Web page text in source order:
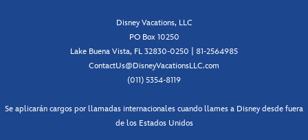
Disney Vacations, LLC
PO Box 10250
Lake Buena Vista, FL 32830-0250 | 81-2564985
ContactUs@DisneyVacationsLLC.com
(011) 5354-8119
Se aplicarán cargos por llamadas internacionales cuando llames a Disney desde fuera
de los Estados Unidos